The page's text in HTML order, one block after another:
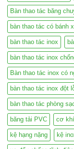
Bàn thao tác băng
bàn thao tác có bánh
bàn thao tác inox
bàn thao tác inox
Bàn thao tác inox có
bàn thao tác inox đột
bàn thao tác phòng
băng tải PVC cơ
kệ hạng nặng kệ